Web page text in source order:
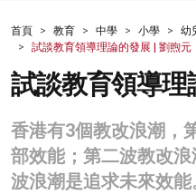
財經
生活
健康
商業
科技
首頁 教育 中學 小學
幼
試談教育領導理論的發展 | 劉煦元
試談教育領導理
香港有3個教改浪潮，
部效能；第二波教改
波浪潮是追求未來效